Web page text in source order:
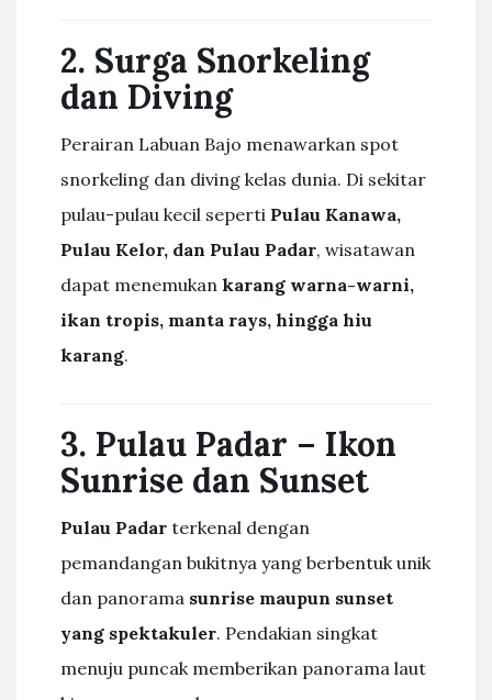
2. Surga Snorkeling
dan Diving
Perairan Labuan Bajo menawarkan spot
snorkeling dan diving kelas dunia. Di sekitar
pulau-pulau kecil seperti Pulau Kanawa,
Pulau Kelor, dan Pulau Padar, wisatawan
dapat menemukan karang warna-warni,
ikan tropis, manta rays, hingga hiu
karang.
3. Pulau Padar – Ikon
Sunrise dan Sunset
Pulau Padar terkenal dengan
pemandangan bukitnya yang berbentuk unik
dan panorama sunrise maupun sunset
yang spektakuler. Pendakian singkat
menuju puncak memberikan panorama laut